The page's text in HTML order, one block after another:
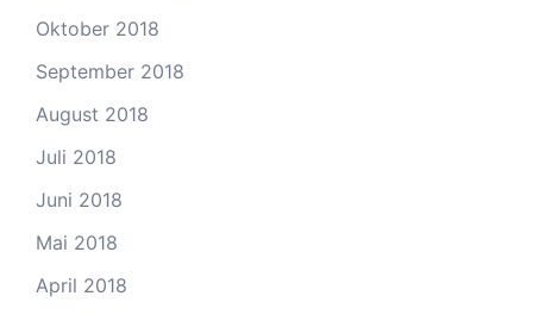
Oktober 2018
September 2018
August 2018
Juli 2018
Juni 2018
Mai 2018
April 2018